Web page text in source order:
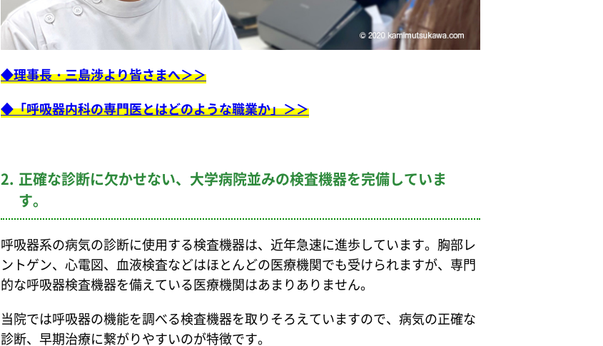
◆理事長・三島渉より皆さまへ＞＞
◆「呼吸器内科の専門医とはどのような職業か」＞＞
2. 正確な診断に欠かせない、大学病院並みの検査機器を完備していま
す。
呼吸器系の病気の診断に使用する検査機器は、近年急速に進歩しています。胸部レ
ントゲン、心電図、血液検査などはほとんどの医療機関でも受けられますが、専門
的な呼吸器検査機器を備えている医療機関はあまりありません。
当院では呼吸器の機能を調べる検査機器を取りそろえていますので、病気の正確な
診断、早期治療に繋がりやすいのが特徴です。